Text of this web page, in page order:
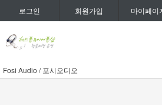
로그인 회원가입 마이페이
Fosi Audio / 포시오디오